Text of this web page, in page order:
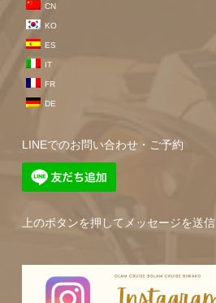
CN
KO
ES
IT
FR
DE
LINEでのお問い合わせ・ご予約
上のボタンを押してメッセージを送信